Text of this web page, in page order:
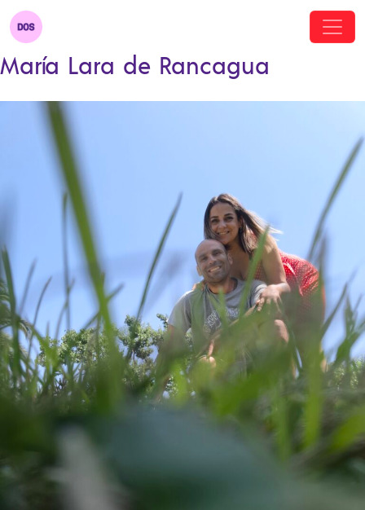
María Lara de Rancagua